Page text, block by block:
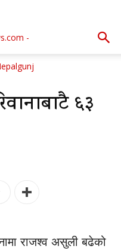
६३
राजश्व असुली बढेको